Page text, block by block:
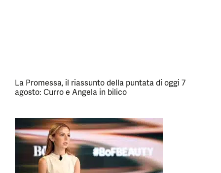
La Promessa, il riassunto della puntata di oggi 7
agosto: Curro e Angela in bilico